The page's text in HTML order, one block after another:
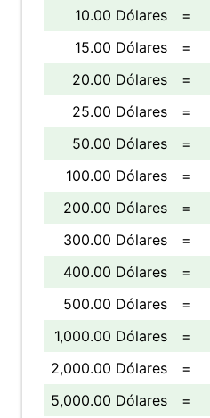
10.00 Dólares
=
15.00 Dólares
=
20.00 Dólares
=
25.00 Dólares
=
50.00 Dólares
=
100.00 Dólares
=
200.00 Dólares
=
300.00 Dólares
=
400.00 Dólares
=
500.00 Dólares
=
1,000.00 Dólares
=
2,000.00 Dólares
=
5,000.00 Dólares
=